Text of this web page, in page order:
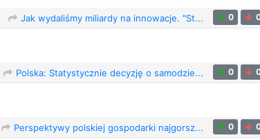
Jak wydaliśmy miliardy na innowacje. "St... 0
Polska: Statystycznie decyzję o samodzie... 0
Perspektywy polskiej gospodarki najgorsz... 0